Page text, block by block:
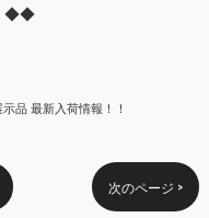
◆◆
品 最新入荷情報！！
次のページ >